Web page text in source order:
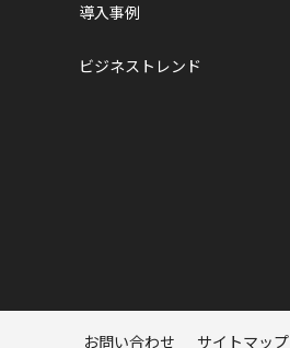
導入事例
ビジネストレンド
お問い合わせ サイトマップ